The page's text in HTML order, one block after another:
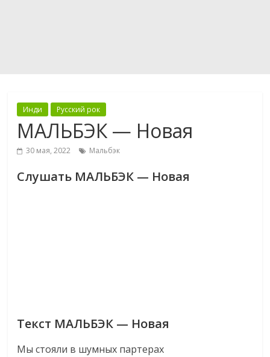
Инди Русский рок
МАЛЬБЭК — Новая
30 мая, 2022 Мальбэк
Слушать МАЛЬБЭК — Новая
Текст МАЛЬБЭК — Новая
Мы стояли в шумных партерах